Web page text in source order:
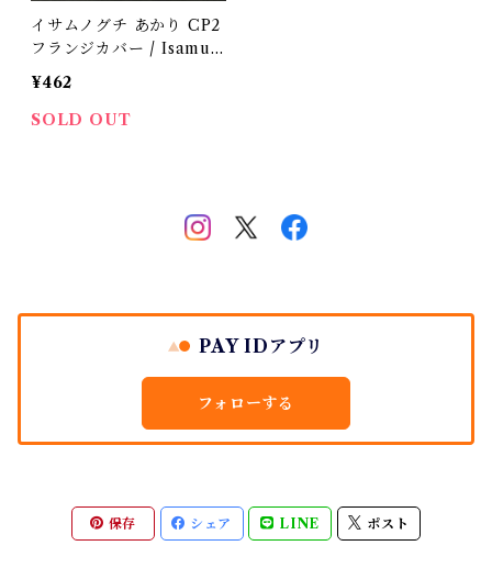
イサムノグチ あかり CP2
フランジカバー / Isamu
Noguchi AKARI / オゼ
キ（尾関）
¥462
SOLD OUT
PAY IDアプリ
フォローする
保存 シェア LINE ポスト